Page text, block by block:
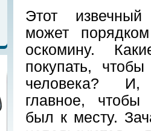
Этот извечный
может
оскомину.
покупать, чтобы
человека?
главное, чтобы
был к месту.